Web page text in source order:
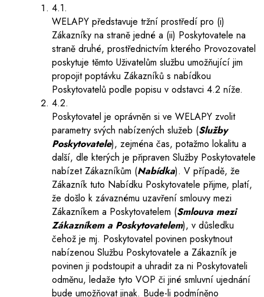
4.1.
WELAPY představuje tržní prostředí pro (i)
Zákazníky na straně jedné a (ii) Poskytovatele na
straně druhé, prostřednictvím kterého Provozovatel
poskytuje těmto Uživatelům službu umožňující jim
propojit poptávku Zákazníků s nabídkou
Poskytovatelů podle popisu v odstavci 4.2 níže.
4.2.
Poskytovatel je oprávněn si ve WELAPY zvolit
parametry svých nabízených služeb (Služby
Poskytovatele), zejména čas, potažmo lokalitu a
další, dle kterých je připraven Služby Poskytovatele
nabízet Zákazníkům (Nabídka). V případě, že
Zákazník tuto Nabídku Poskytovatele přijme, platí,
že došlo k závaznému uzavření smlouvy mezi
Zákazníkem a Poskytovatelem (Smlouva mezi
Zákazníkem a Poskytovatelem), v důsledku
čehož je mj. Poskytovatel povinen poskytnout
nabízenou Službu Poskytovatele a Zákazník je
povinen ji podstoupit a uhradit za ni Poskytovateli
odměnu, ledaže tyto VOP či jiné smluvní ujednání
bude umožňovat jinak. Bude-li podmíněno